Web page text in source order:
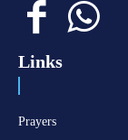
Links
Prayers